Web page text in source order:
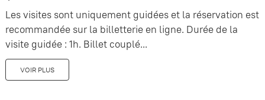
Les visites sont uniquement guidées et la réservation est
recommandée sur la billetterie en ligne. Durée de la
visite guidée : 1h. Billet couplé...
VOIR PLUS